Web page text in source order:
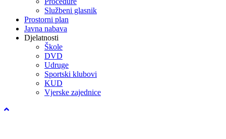
Službeni glasnik
Prostorni plan
Javna nabava
Djelatnosti
Škole
DVD
Udruge
Sportski klubovi
KUD
Vjerske zajednice